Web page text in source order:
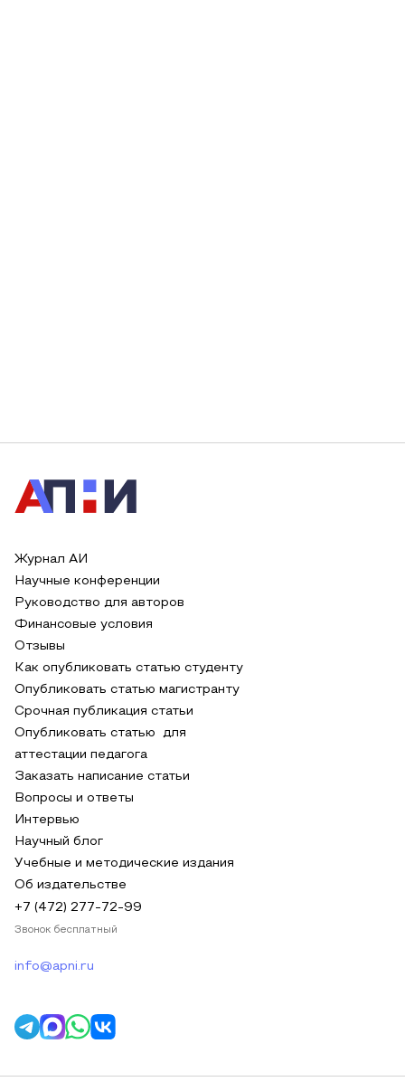
Журнал АИ
Научные конференции
Руководство для авторов
Финансовые условия
Отзывы
Как опубликовать статью студенту
Опубликовать статью магистранту
Срочная публикация статьи
Опубликовать статью для
аттестации педагога
Заказать написание статьи
Вопросы и ответы
Интервью
Научный блог
Учебные и методические издания
Об издательстве
+7 (472) 277-72-99
Звонок бесплатный
info@apni.ru